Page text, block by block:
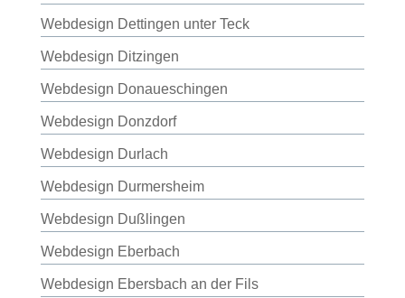
Webdesign Dettingen unter Teck
Webdesign Ditzingen
Webdesign Donaueschingen
Webdesign Donzdorf
Webdesign Durlach
Webdesign Durmersheim
Webdesign Dußlingen
Webdesign Eberbach
Webdesign Ebersbach an der Fils